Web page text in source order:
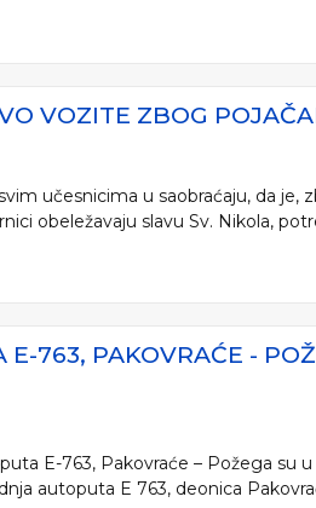
VOZITE ZBOG
učesnicima u saobraćaju, da
obeležavaju slavu Sv. Nikola,
763, PAKOVRAĆE -
E-763, Pakovraće – Požega
autoputa E 763, deonica